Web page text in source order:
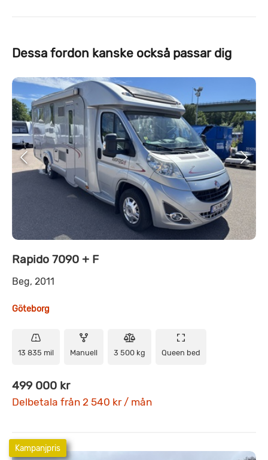
Dessa fordon kanske också passar dig
Rapido 7090 + F
Beg, 2011
Göteborg
13 835 mil Manuell 3 500 kg Queen bed
499 000 kr
Delbetala från 2 540 kr / mån
Kampanjpris